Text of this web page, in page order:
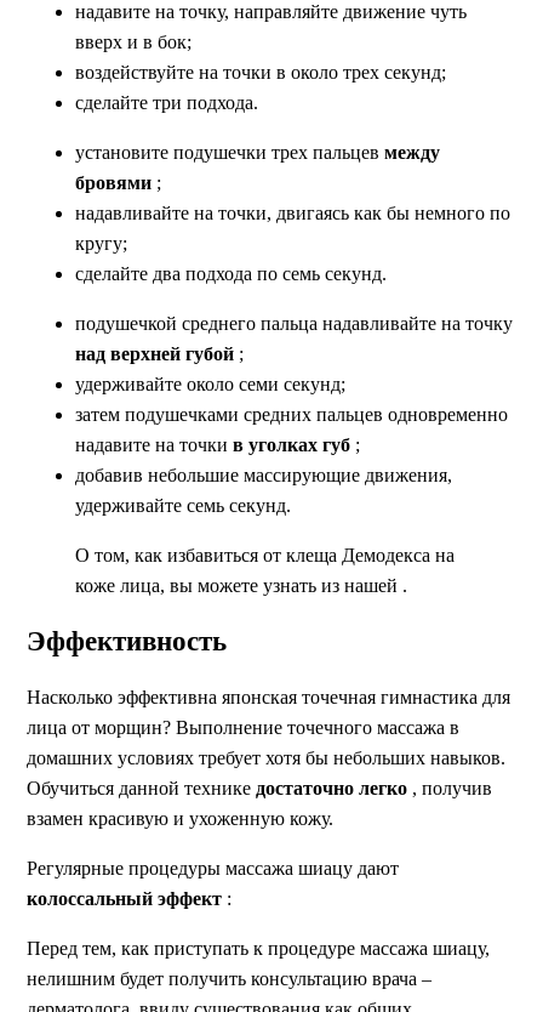
надавите на точку, направляйте движение чуть
вверх и в бок;
воздействуйте на точки в около трех секунд;
сделайте три подхода.
установите подушечки трех пальцев между
бровями ;
надавливайте на точки, двигаясь как бы немного по
кругу;
сделайте два подхода по семь секунд.
подушечкой среднего пальца надавливайте на точку
над верхней губой ;
удерживайте около семи секунд;
затем подушечками средних пальцев одновременно
надавите на точки в уголках губ ;
добавив небольшие массирующие движения,
удерживайте семь секунд.
О том, как избавиться от клеща Демодекса на
коже лица, вы можете узнать из нашей .
Эффективность
Насколько эффективна японская точечная гимнастика для
лица от морщин? Выполнение точечного массажа в
домашних условиях требует хотя бы небольших навыков.
Обучиться данной технике достаточно легко , получив
взамен красивую и ухоженную кожу.
Регулярные процедуры массажа шиацу дают
колоссальный эффект :
Перед тем, как приступать к процедуре массажа шиацу,
нелишним будет получить консультацию врача –